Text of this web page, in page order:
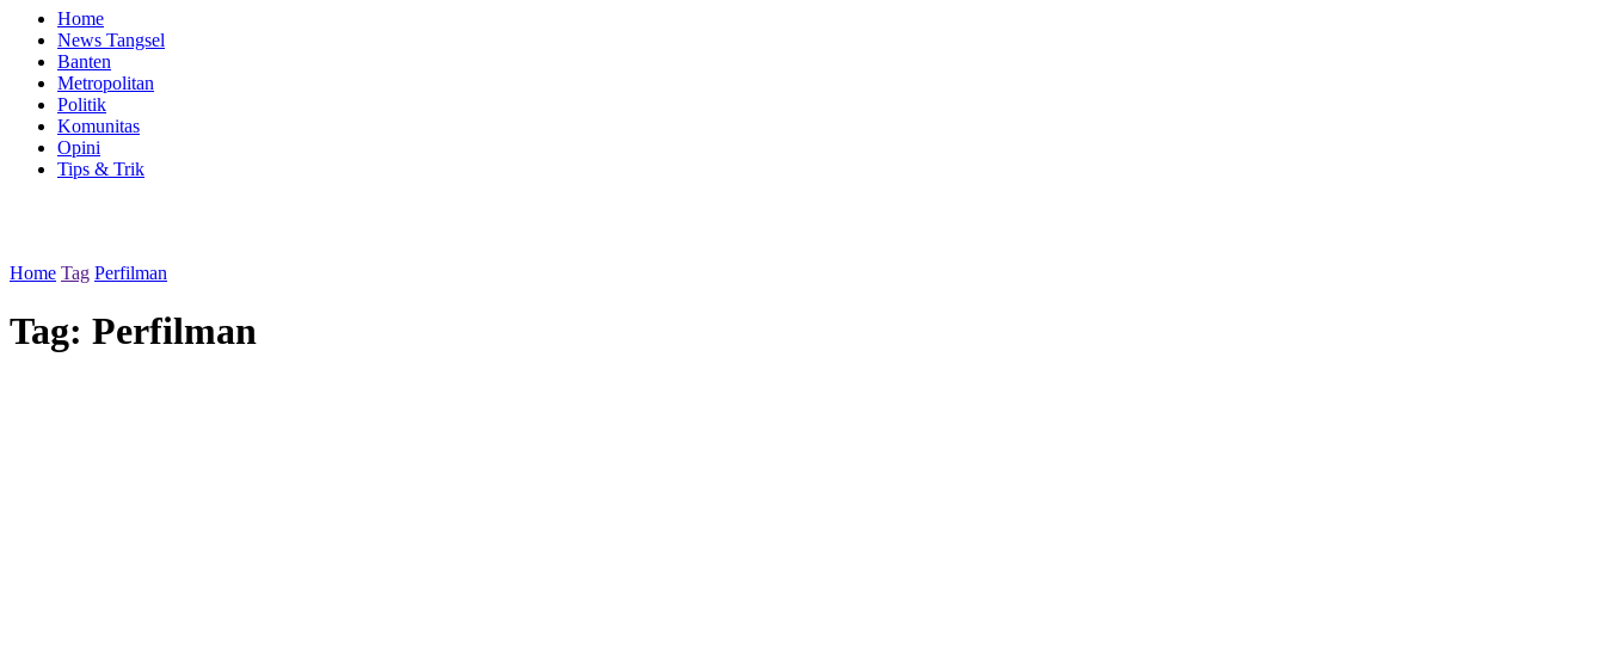
Home
News Tangsel
Banten
Metropolitan
Politik
Komunitas
Opini
Tips & Trik
Home Tag Perfilman
Tag: Perfilman